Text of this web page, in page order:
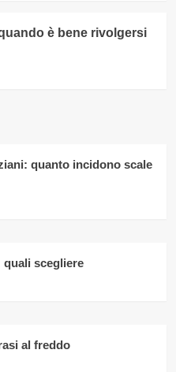
è bene rivolgersi
quanto incidono scale
scegliere
al freddo